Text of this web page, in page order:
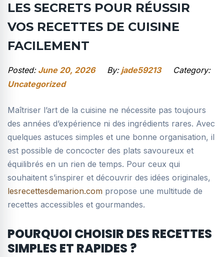
LES SECRETS POUR RÉUSSIR
VOS RECETTES DE CUISINE
FACILEMENT
Posted: June 20, 2026 By: jade59213
Category:
Uncategorized
Maîtriser l’art de la cuisine ne nécessite pas toujours
des années d’expérience ni des ingrédients rares. Avec
quelques astuces simples et une bonne organisation, il
est possible de concocter des plats savoureux et
équilibrés en un rien de temps. Pour ceux qui
souhaitent s’inspirer et découvrir des idées originales,
lesrecettesdemarion.com propose une multitude de
recettes accessibles et gourmandes.
POURQUOI CHOISIR DES RECETTES
SIMPLES ET RAPIDES ?